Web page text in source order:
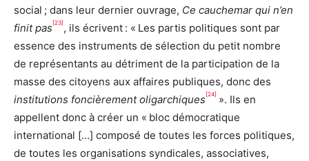
social ; dans leur dernier ouvrage, Ce cauchemar qui n’en
finit pas [23] , ils écrivent : « Les partis politiques sont par
essence des instruments de sélection du petit nombre
de représentants au détriment de la participation de la
masse des citoyens aux affaires publiques, donc des
institutions foncièrement oligarchiques [24] ». Ils en
appellent donc à créer un « bloc démocratique
international […] composé de toutes les forces politiques,
de toutes les organisations syndicales, associatives,